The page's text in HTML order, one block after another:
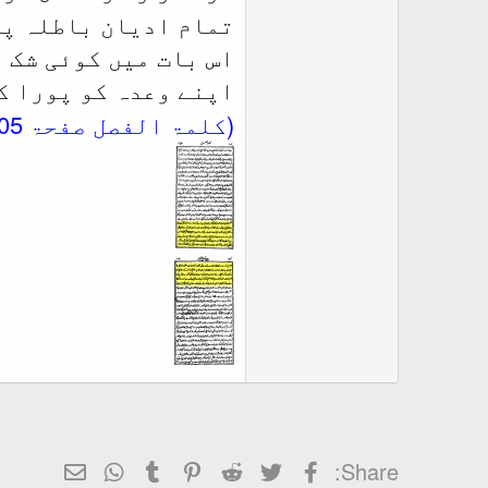
تمام ادیان باطلہ
اس بات میں کوئی
اپنے وعدہ کو پورا
(کلمۃ الفصل صفحۃ 104،105 مرزا بشیر احمد ایم اے ابن مرزا قادیانی)
Share:
Facebook
Twitter
Reddit
Pinterest
Tumblr
WhatsApp